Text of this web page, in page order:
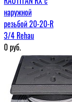
наружной
резьбой 20-20-R
3/4 Rehau
0руб.